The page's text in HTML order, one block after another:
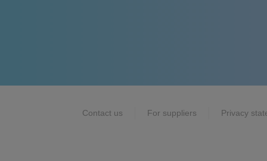
Contact us For suppliers Privacy